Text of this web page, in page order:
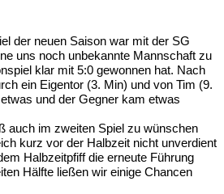
der neuen Saison war mit der SG
uns noch unbekannte Mannschaft zu
klar mit 5:0 gewonnen hat. Nach
ein Eigentor (3. Min) und von Tim (9.
und der Gegner kam etwas
auch im zweiten Spiel zu wünschen
kurz vor der Halbzeit nicht unverdient
Halbzeitpfiff die erneute Führung
Hälfte ließen wir einige Chancen